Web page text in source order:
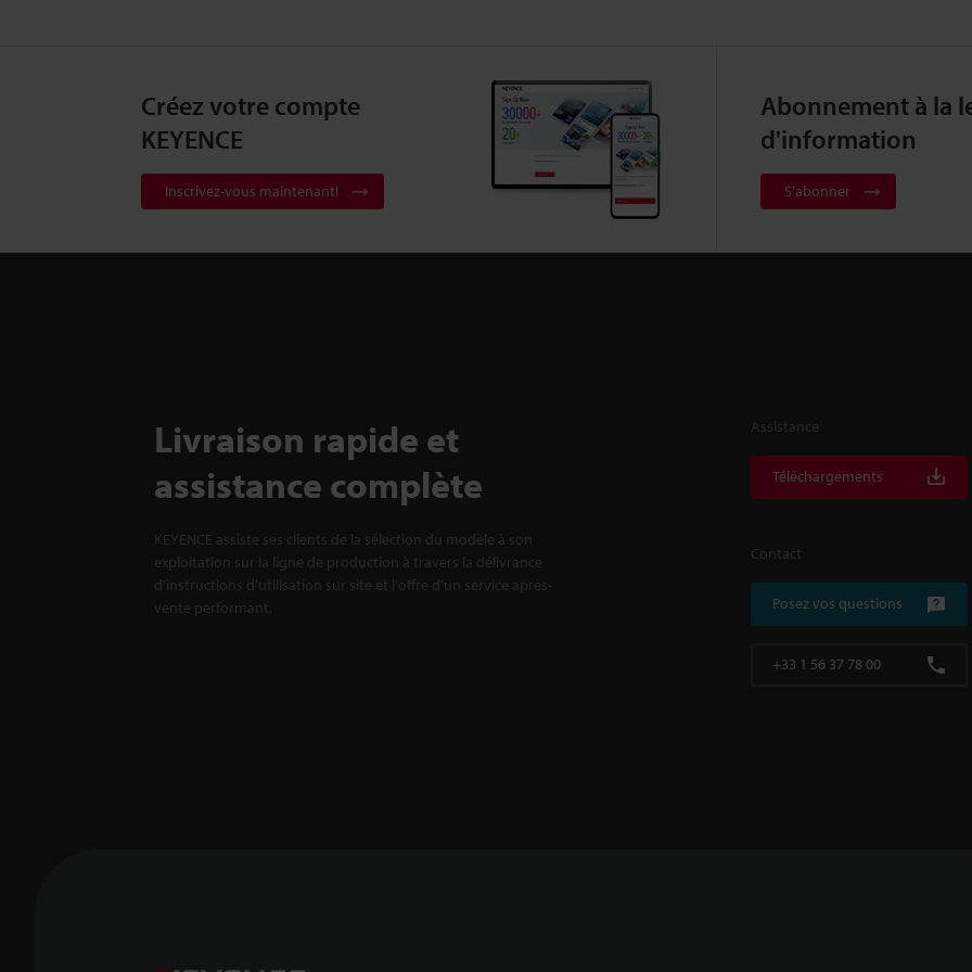
Créez votre compte
KEYENCE
Inscrivez-vous maintenant!
Abonnement à la
d'information
S'abonner
Livraison rapide et
assistance complète
KEYENCE assiste ses clients de la sélection du modèle à son
exploitation sur la ligne de production à travers la délivrance
d'instructions d'utilisation sur site et l'offre d'un service après-
vente performant.
Assistance
Téléchargements
Contact
Posez vos questions
+33 1 56 37 78 00